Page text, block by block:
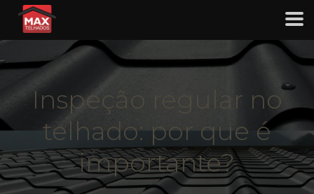
Inspeção regular no
telhado: por que é
importante?